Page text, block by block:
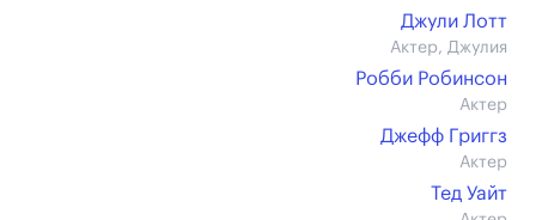
Джули Лотт
Актер, Джулия
Робби Робинсон
Актер
Джефф Григгз
Актер
Тед Уайт